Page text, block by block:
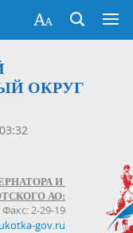
ОКРУГ
И
АО:
Факс: 2-29-19
gov.ru